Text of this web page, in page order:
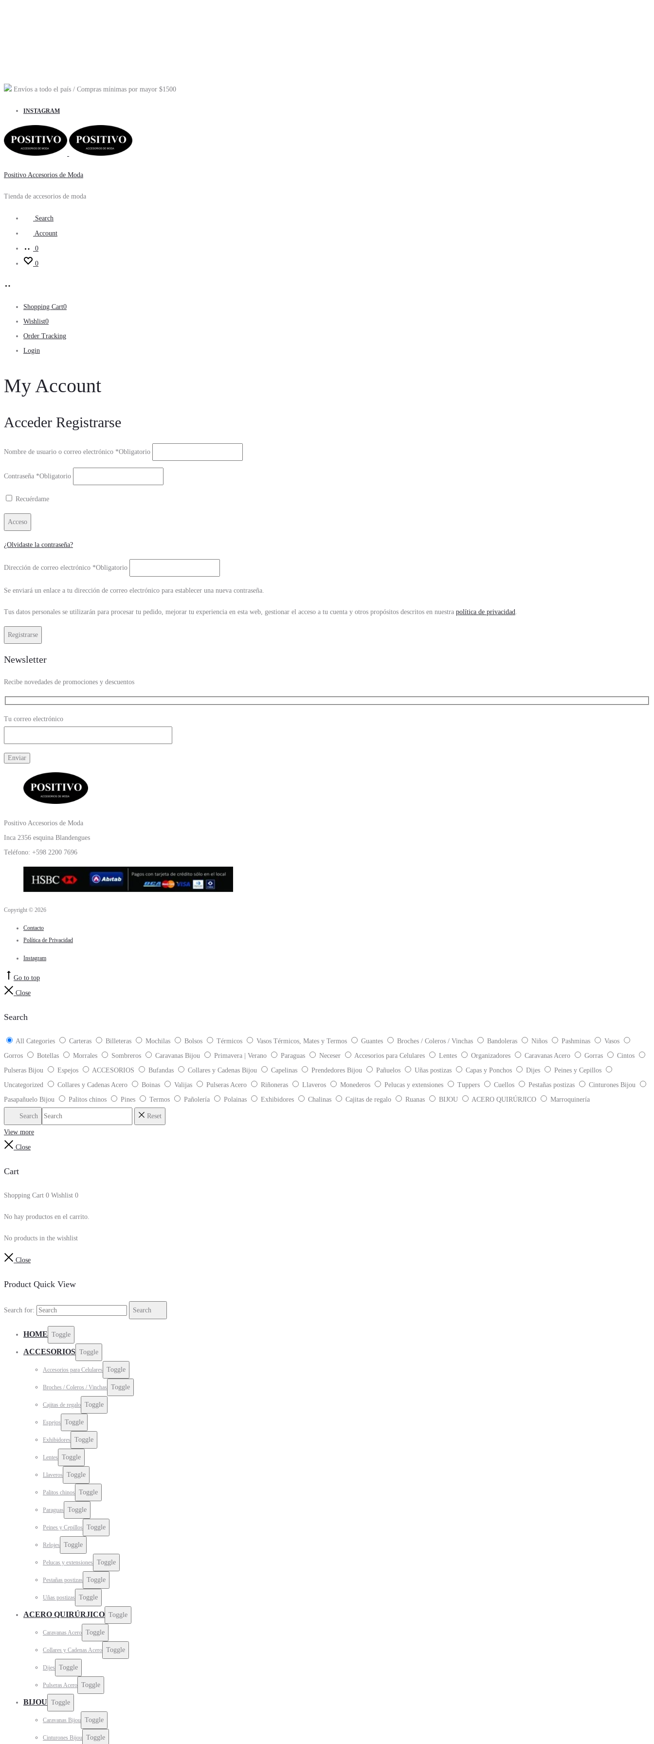
Envíos a todo el país / Compras mínimas por mayor $1500
INSTAGRAM
Positivo Accesorios de Moda
Tienda de accesorios de moda
Search
Account
0
0
Shopping Cart0
Wishlist0
Order Tracking
Login
My Account
Acceder Registrarse
Nombre de usuario o correo electrónico *Obligatorio
Contraseña *Obligatorio
Recuérdame
Acceso
¿Olvidaste la contraseña?
Dirección de correo electrónico *Obligatorio
Se enviará un enlace a tu dirección de correo electrónico para establecer una nueva contraseña.
Tus datos personales se utilizarán para procesar tu pedido, mejorar tu experiencia en esta web, gestionar el acceso a tu cuenta y otros propósitos descritos en nuestra política de privacidad.
Registrarse
Newsletter
Recibe novedades de promociones y descuentos
Tu correo electrónico
Positivo Accesorios de Moda
Inca 2356 esquina Blandengues
Teléfono: +598 2200 7696
Copyright © 2026
Contacto
Política de Privacidad
Instagram
Go to top
Close
Search
All Categories Carteras Billeteras Mochilas Bolsos Térmicos Vasos Térmicos, Mates y Termos Guantes Broches / Coleros / Vinchas Bandoleras Niños Pashminas
Vasos
Gorros
Botellas Morrales Sombreros Caravanas Bijou Primavera | Verano Paraguas Neceser Accesorios para Celulares Lentes Organizadores Caravanas Acero Gorras
Cintos
Pulseras Bijou
Espejos ACCESORIOS Bufandas Collares y Cadenas Bijou Capelinas Prendedores Bijou Pañuelos Uñas postizas Capas y Ponchos Dijes
Peines y Cepillos
Uncategorized
Collares y Cadenas Acero Boinas Valijas Pulseras Acero Riñoneras Llaveros Monederos Pelucas y extensiones Tuppers Cuellos Pestañas postizas
Cinturones Bijou
Pasapañuelo Bijou
Palitos chinos Pines Termos Pañolería Polainas Exhibidores Chalinas Cajitas de regalo Ruanas BIJOU ACERO QUIRÚRJICO Marroquinería
Search Reset
View more
Close
Cart
Shopping Cart 0 Wishlist 0
No hay productos en el carrito.
No products in the wishlist
Close
Product Quick View
Search for: Search
HOME Toggle
ACCESORIOS Toggle
Accesorios para Celulares Toggle
Broches / Coleros / Vinchas Toggle
Cajitas de regalo Toggle
Espejos Toggle
Exhibidores Toggle
Lentes Toggle
Llaveros Toggle
Palitos chinos Toggle
Paraguas Toggle
Peines y Cepillos Toggle
Relojes Toggle
Pelucas y extensiones Toggle
Pestañas postizas Toggle
Uñas postizas Toggle
ACERO QUIRÚRJICO Toggle
Caravanas Acero Toggle
Collares y Cadenas Acero Toggle
Dijes Toggle
Pulseras Acero Toggle
BIJOU Toggle
Caravanas Bijou Toggle
Cinturones Bijou Toggle